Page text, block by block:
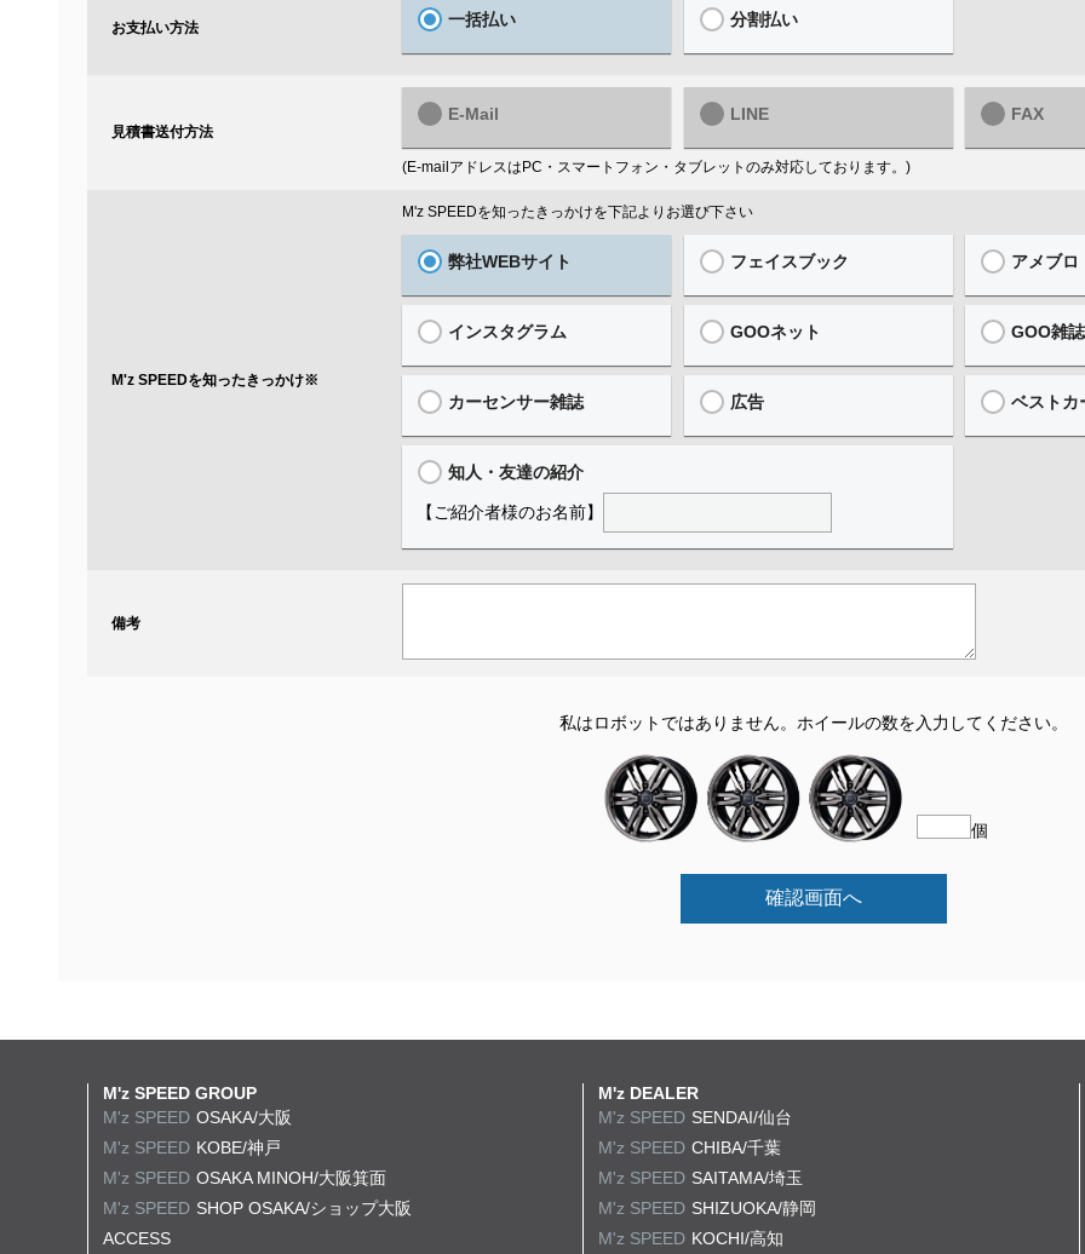
お支払い方法 一括払い 分割払い
見積書送付方法
E-Mail LINE FAX
(E-mailアドレスはPC・スマートフォン・タブレットのみ対応しております。)
M'z SPEEDを知ったきっかけ※
M'z SPEEDを知ったきっかけを下記よりお選び下さい
弊社WEBサイト フェイスブック アメブロ
インスタグラム GOOネット GOO雑誌
カーセンサー雑誌 広告 ベストカ
知人・友達の紹介
【ご紹介者様のお名前】
備考
私はロボットではありません。 ホイールの数を入力してください。
個
確認画面へ
M'z SPEED GROUP
M'z SPEED OSAKA/大阪
M'z SPEED KOBE/神戸
M'z SPEED OSAKA MINOH/大阪箕面
M'z SPEED SHOP OSAKA/ショップ大阪
ACCESS
M'z DEALER
M'z SPEED SENDAI/仙台
M'z SPEED CHIBA/千葉
M'z SPEED SAITAMA/埼玉
M'z SPEED SHIZUOKA/静岡
M'z SPEED KOCHI/高知